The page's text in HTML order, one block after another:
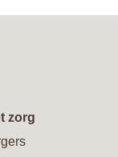
zorg